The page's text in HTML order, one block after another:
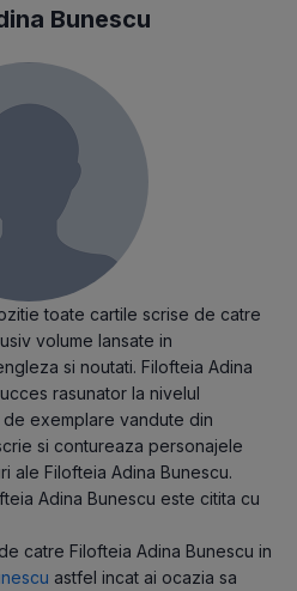
Bunescu
toate cartile scrise de catre
volume lansate in
si noutati. Filofteia Adina
rasunator la nivelul
exemplare vandute din
si contureaza personajele
ale Filofteia Adina Bunescu.
Adina Bunescu este citita cu
catre Filofteia Adina Bunescu in
astfel incat ai ocazia sa